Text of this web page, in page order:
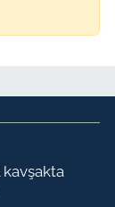
kavşakta